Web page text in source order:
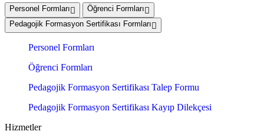
Personel Formları
Öğrenci Formları
Pedagojik Formasyon Sertifikası Formları
Personel Formları
Öğrenci Formları
Pedagojik Formasyon Sertifikası Talep Formu
Pedagojik Formasyon Sertifikası Kayıp Dilekçesi
Hizmetler